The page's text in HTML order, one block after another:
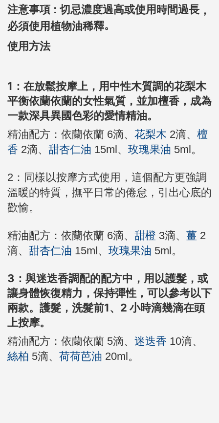
注意事項 : 切忌濃度過高或使用時間過長 ，
必須使用植物油稀釋。
使用方法
1：在放鬆按摩上，用中性木質調的花梨木
平衡依蘭依蘭的女性氣質，並加檀香，成為
一款深具異國色彩的愛情精油。
精油配方：依蘭依蘭 6滴、 花梨木 2滴、 檀
香 2滴、 甜杏仁油 15ml、 玫瑰果油 5ml。
2：同樣以按摩方式使用，這個配方更強調
溫暖的特質，撫平日常的倦怠，引出心底的
歡愉。
精油配方：依蘭依蘭 6滴、 甜橙 3滴、 薑 2
滴、 甜杏仁油 15ml、 玫瑰果油 5ml。
3：與迷迭香調配的配方中，用以護髮，或
讓身體恢復精力，保持彈性，可以參考以下
兩款。護髮，洗髮前1、2 小時滴幾滴在頭
上按摩。
精油配方：依蘭依蘭 5滴、 迷迭香 10滴、
絲柏 5滴、 荷荷芭油 20ml。